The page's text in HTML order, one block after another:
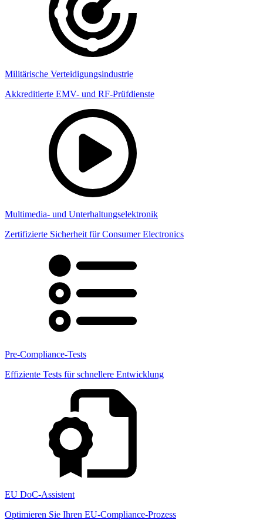
Militärische Verteidigungsindustrie
Akkreditierte EMV- und RF-Prüfdienste
Multimedia- und Unterhaltungselektronik
Zertifizierte Sicherheit für Consumer Electronics
Pre-Compliance-Tests
Effiziente Tests für schnellere Entwicklung
EU DoC-Assistent
Optimieren Sie Ihren EU-Compliance-Prozess